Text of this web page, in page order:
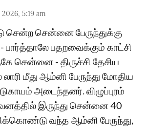
5:19 am
சென்ற சென்னை பேருந்துக்கு
பார்த்தாலே பதறவைக்கும் காட்சி
சென்னை - திருச்சி தேசிய
மீது ஆம்னி பேருந்து மோதிய
அடைந்தனர். விழுப்புரம்
இருந்து சென்னை 40
வந்த ஆம்னி பேருந்து,